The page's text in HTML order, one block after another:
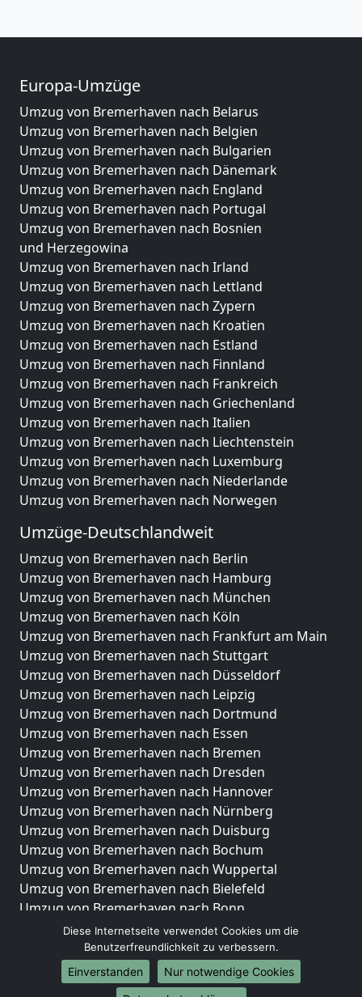
Europa-Umzüge
Umzug von Bremerhaven nach Belarus
Umzug von Bremerhaven nach Belgien
Umzug von Bremerhaven nach Bulgarien
Umzug von Bremerhaven nach Dänemark
Umzug von Bremerhaven nach England
Umzug von Bremerhaven nach Portugal
Umzug von Bremerhaven nach Bosnien
und Herzegowina
Umzug von Bremerhaven nach Irland
Umzug von Bremerhaven nach Lettland
Umzug von Bremerhaven nach Zypern
Umzug von Bremerhaven nach Kroatien
Umzug von Bremerhaven nach Estland
Umzug von Bremerhaven nach Finnland
Umzug von Bremerhaven nach Frankreich
Umzug von Bremerhaven nach Griechenland
Umzug von Bremerhaven nach Italien
Umzug von Bremerhaven nach Liechtenstein
Umzug von Bremerhaven nach Luxemburg
Umzug von Bremerhaven nach Niederlande
Umzug von Bremerhaven nach Norwegen
Umzüge-Deutschlandweit
Umzug von Bremerhaven nach Berlin
Umzug von Bremerhaven nach Hamburg
Umzug von Bremerhaven nach München
Umzug von Bremerhaven nach Köln
Umzug von Bremerhaven nach Frankfurt am Main
Umzug von Bremerhaven nach Stuttgart
Umzug von Bremerhaven nach Düsseldorf
Umzug von Bremerhaven nach Leipzig
Umzug von Bremerhaven nach Dortmund
Umzug von Bremerhaven nach Essen
Umzug von Bremerhaven nach Bremen
Umzug von Bremerhaven nach Dresden
Umzug von Bremerhaven nach Hannover
Umzug von Bremerhaven nach Nürnberg
Umzug von Bremerhaven nach Duisburg
Umzug von Bremerhaven nach Bochum
Umzug von Bremerhaven nach Wuppertal
Umzug von Bremerhaven nach Bielefeld
Umzug von Bremerhaven nach Bonn
Umzug von Bremerhaven nach Münster
Internationale-Umzüge
Umzug von Bremerhaven nach Brasilien
Diese Internetseite verwendet Cookies um die
Benutzerfreundlichkeit zu verbessern.
Einverstanden
Nur notwendige Cookies